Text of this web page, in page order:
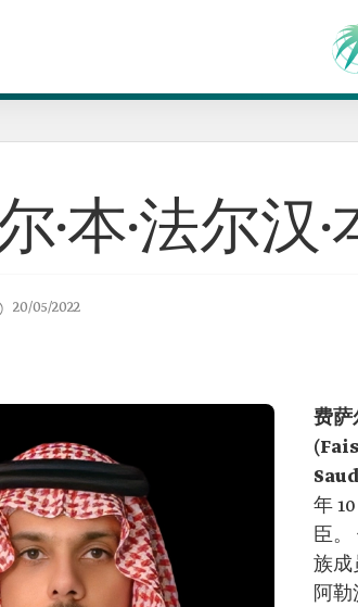
·本·法尔汉
20/05/2022
费萨
年
臣
族成
阿